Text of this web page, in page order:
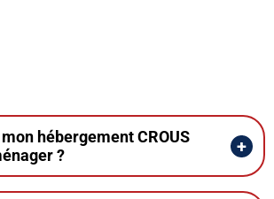
hébergement CROUS
?